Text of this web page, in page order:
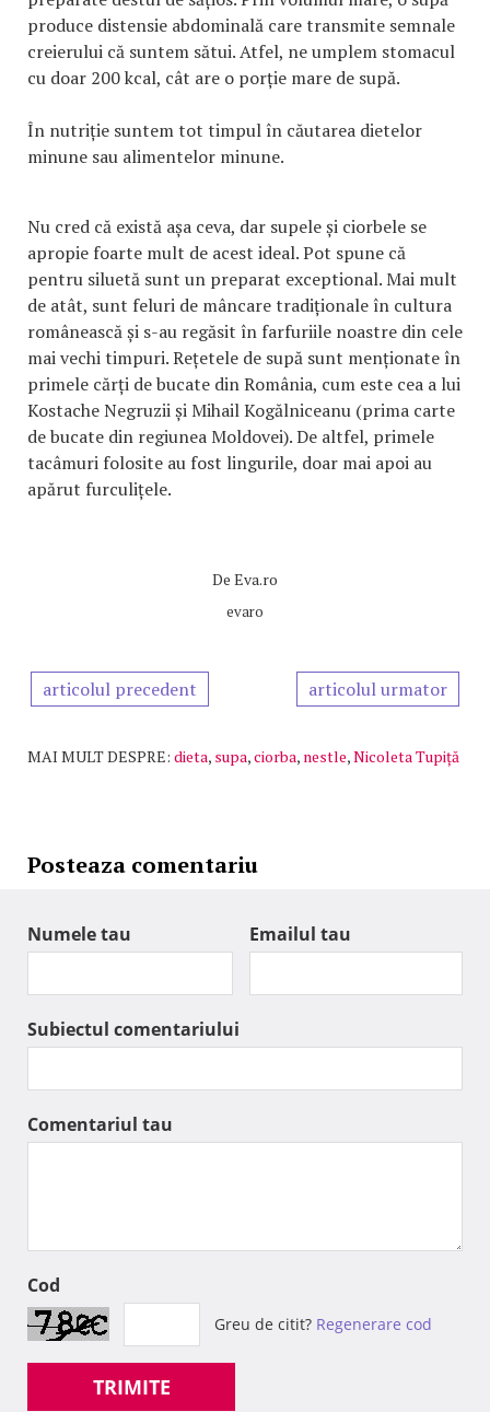
produce distensie abdominală care transmite semnale
creierului că suntem sătui. Atfel, ne umplem stomacul
cu doar 200 kcal, cât are o porție mare de supă.
În nutriție suntem tot timpul în căutarea dietelor
minune sau alimentelor minune.
Nu cred că există așa ceva, dar supele și ciorbele se
apropie foarte mult de acest ideal. Pot spune că
pentru siluetă sunt un preparat exceptional. Mai mult
de atât, sunt feluri de mâncare tradiționale în cultura
românească și s-au regăsit în farfuriile noastre din cele
mai vechi timpuri. Rețetele de supă sunt menționate în
primele cărți de bucate din România, cum este cea a lui
Kostache Negruzii și Mihail Kogălniceanu (prima carte
de bucate din regiunea Moldovei). De altfel, primele
tacâmuri folosite au fost lingurile, doar mai apoi au
apărut furculițele.
De Eva.ro
evaro
articolul precedent articolul urmator
MAI MULT DESPRE: dieta, supa,ciorba, nestle,Nicoleta Tupiță
Posteaza comentariu
Numele tau Emailul tau
Subiectul comentariului
Comentariul tau
Cod
Greu de citit? Regenerare cod
TRIMITE